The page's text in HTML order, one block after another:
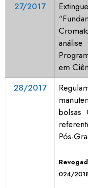
27/2017
em
28/2017
bolsas
Pós-
024/